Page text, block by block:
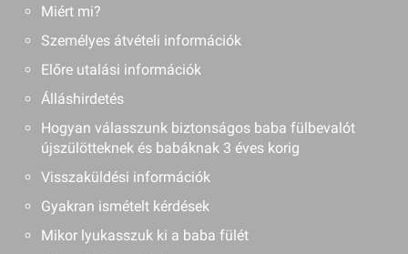
Miért mi?
Személyes átvételi információk
Előre utalási információk
Álláshirdetés
Hogyan válasszunk biztonságos baba fülbevalót
újszülötteknek és babáknak 3 éves korig
Visszaküldési információk
Gyakran ismételt kérdések
Mikor lyukasszuk ki a baba fülét